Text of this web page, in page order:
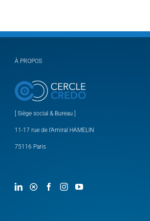
À PROPOS
[ Siège social & Bureau ]
11-17 rue de l’Amiral HAMELIN
75116 Paris